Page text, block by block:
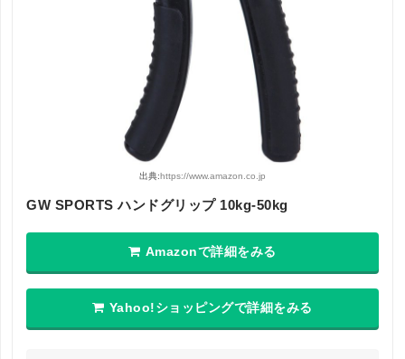
出典:https://www.amazon.co.jp
GW SPORTS ハンドグリップ 10kg-50kg
Amazonで詳細をみる
Yahoo!ショッピングで詳細をみる